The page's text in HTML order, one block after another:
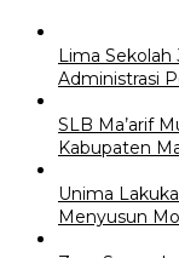
Lima
Administrasi
SLB Ma’arif
Kabupaten
Unima
Menyusun